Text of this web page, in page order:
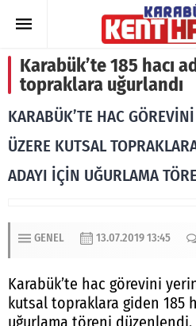
Karabük’te 185 hacı
topraklara uğurlandı
KARABÜK’TE HAC
ÜZERE KUTSAL
ADAYI İÇİN UĞURLAMA
GENEL 13.07.2019 13:45
Karabük’te hac görevini
kutsal topraklara giden 185
uğurlama töreni düzenlendi.